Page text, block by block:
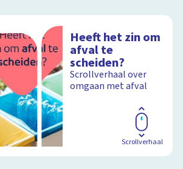
Heeft het zin om
afval te
scheiden?
Scrollverhaal over
omgaan met afval
Scrollverhaal